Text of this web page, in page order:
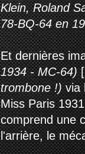
Klein, Roland
78-BQ-64 en
Et dernières
1934 - MC-64)
trombone !)via
Miss Paris
comprend une
l'arrière, le